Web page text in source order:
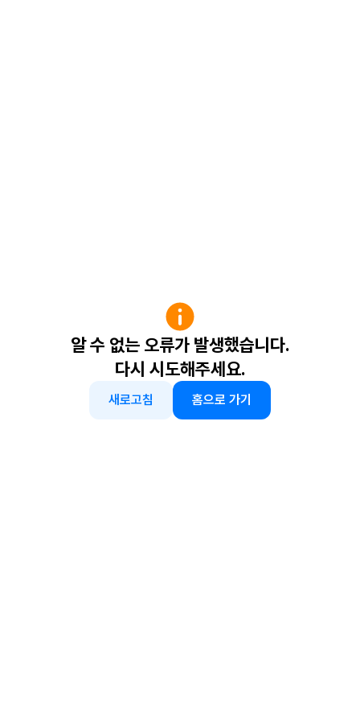
알 수 없는 오류가 발생했습니다.
다시 시도해주세요.
새로고침 홈으로 가기